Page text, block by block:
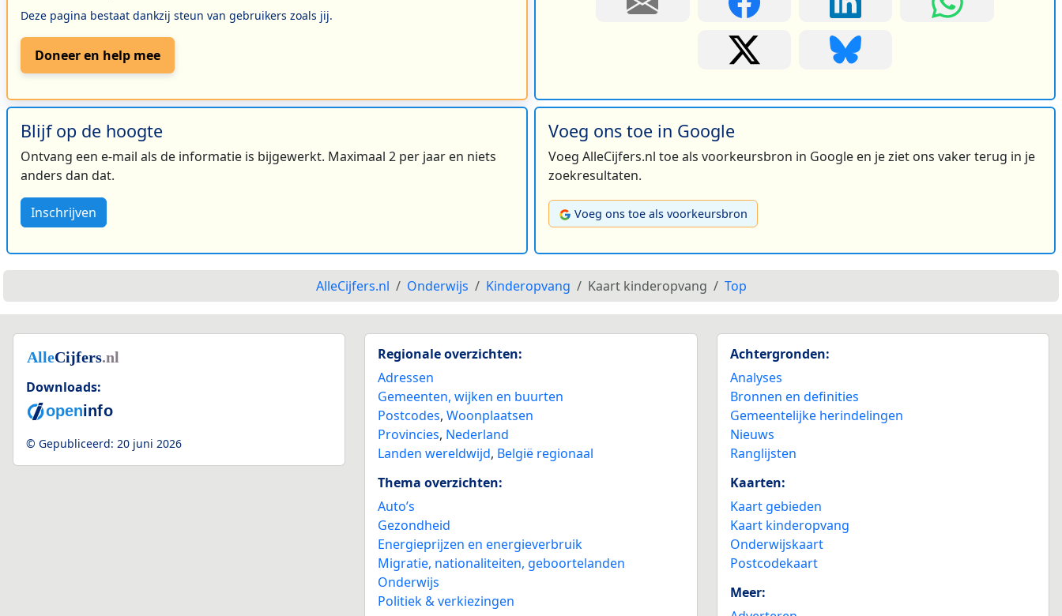
Deze pagina bestaat dankzij steun van gebruikers zoals jij.
Doneer en help mee
Blijf op de hoogte
Ontvang een e-mail als de informatie is bijgewerkt. Maximaal 2 per jaar en niets
anders dan dat.
Inschrijven
Voeg ons toe in Google
Voeg AlleCijfers.nl toe als voorkeursbron in Google en je ziet ons vaker terug in je
zoekresultaten.
Voeg ons toe als voorkeursbron
AlleCijfers.nl Onderwijs Kinderopvang Kaart kinderopvang Top
Downloads:
© Gepubliceerd: 20 juni 2026
Regionale overzichten:
Adressen
Gemeenten, wijken en buurten
Postcodes,Woonplaatsen
Provincies, Nederland
Landen wereldwijd, België regionaal
Thema overzichten:
Auto’s
Gezondheid
Energieprijzen en energieverbruik
Migratie, nationaliteiten, geboortelanden
Onderwijs
Politiek & verkiezingen
Achtergronden:
Analyses
Bronnen en definities
Gemeentelijke herindelingen
Nieuws
Ranglijsten
Kaarten:
Kaart gebieden
Kaart kinderopvang
Onderwijskaart
Postcodekaart
Meer: